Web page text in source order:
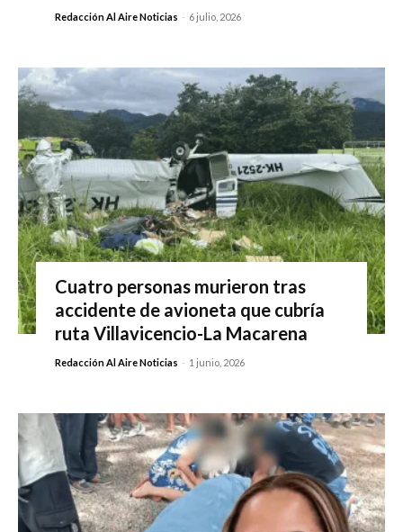
Redacción Al Aire Noticias - 6 julio, 2026
Cuatro personas murieron tras
accidente de avioneta que cubría
ruta Villavicencio-La Macarena
Redacción Al Aire Noticias - 1 junio, 2026